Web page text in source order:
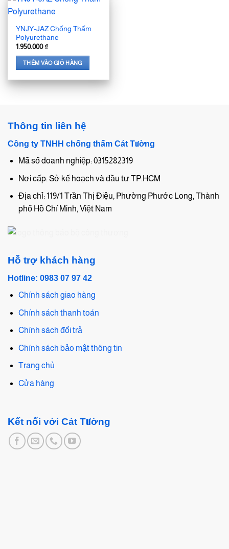
YNJY-JAZ Chống Thấm
Polyurethane
1.950.000₫
THÊM VÀO GIỎ HÀNG
Thông tin liên hệ
Công ty TNHH chống thấm Cát Tường
Mã số doanh nghiệp: 0315282319
Nơi cấp: Sở kế hoạch và đầu tư TP.HCM
Địa chỉ: 119/1 Trần Thị Điệu, Phường Phước Long, Thành
phố Hồ Chí Minh, Việt Nam
Hỗ trợ khách hàng
Hotline: 0983 07 97 42
Chính sách giao hàng
Chính sách thanh toán
Chính sách đổi trả
Chính sách bảo mật thông tin
Trang chủ
Cửa hàng
Kết nối với Cát Tường